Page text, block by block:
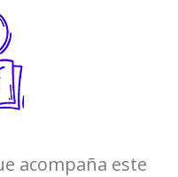
acompaña este